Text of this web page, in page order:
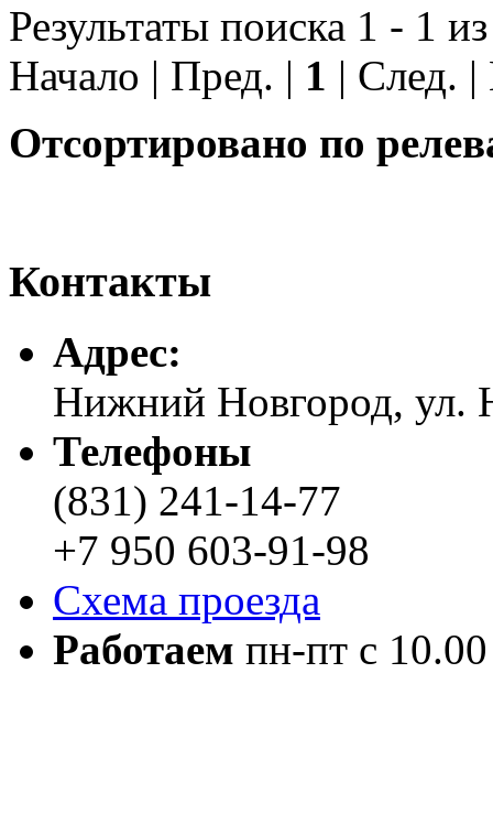
Результаты поиска 1 - 1
Начало | Пред. | 1 | След.
Отсортировано по
Контакты
Адреc:
Нижний Новгород, ул.
Телефоны
(831) 241-14-77
+7 950 603-91-98
Схема проезда
Работаем пн-пт с